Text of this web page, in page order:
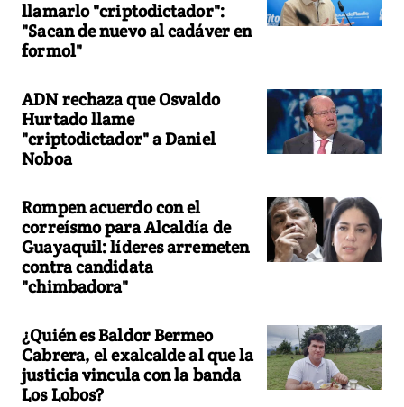
llamarlo "criptodictador":
"Sacan de nuevo al cadáver en
formol"
ADN rechaza que Osvaldo
Hurtado llame
"criptodictador" a Daniel
Noboa
Rompen acuerdo con el
correísmo para Alcaldía de
Guayaquil: líderes arremeten
contra candidata
"chimbadora"
¿Quién es Baldor Bermeo
Cabrera, el exalcalde al que la
justicia vincula con la banda
Los Lobos?